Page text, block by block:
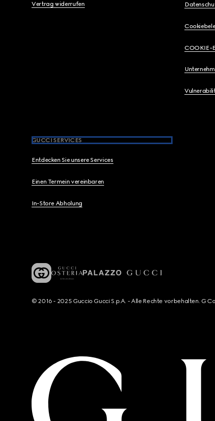
Vertrag widerrufen
COOKIE-
GUCCI SERVICES
Entdecken Sie unsere Services
Einen Termein vereinbaren
In-Store Abholung
© 2016 - 2025 Guccio Gucci S.p.A. - Alle Rechte vorbehalten. G